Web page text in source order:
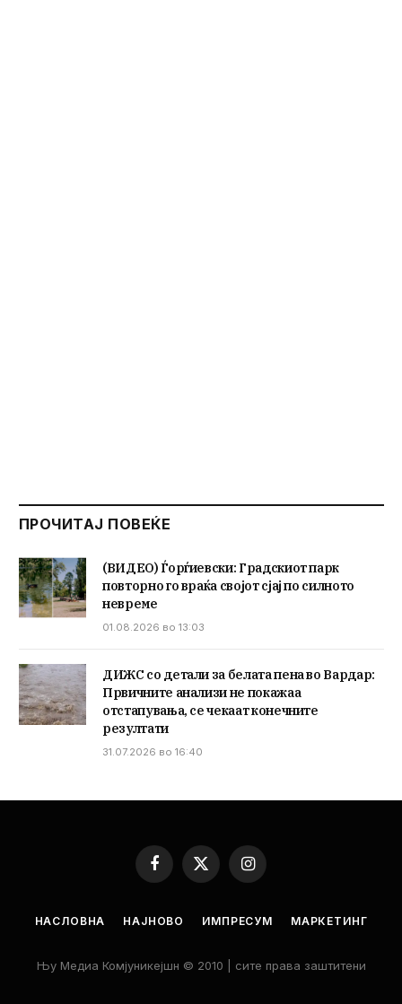
ПРОЧИТАЈ ПОВЕЌЕ
(ВИДЕО) Ѓорѓиевски: Градскиот парк
повторно го враќа својот сјај по силното
невреме
01.08.2026 во 13:03
ДИЖС со детали за белата пена во Вардар:
Првичните анализи не покажаа
отстапувања, се чекаат конечните
резултати
31.07.2026 во 16:40
Facebook
X
(Twitter)
Instagram
НАСЛОВНА НАЈНОВО ИМПРЕСУМ МАРКЕТИНГ
Њу Медиа Комјуникејшн © 2010 | сите права заштитени